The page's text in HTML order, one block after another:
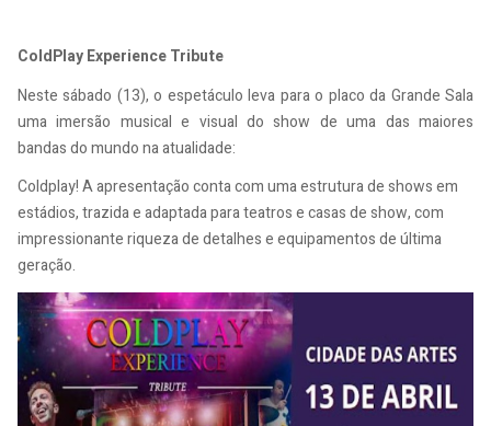
ColdPlay Experience Tribute
Neste sábado (13), o espetáculo leva para o placo da Grande Sala
uma imersão musical e visual do show de uma das maiores
bandas do mundo na atualidade:
Coldplay! A apresentação conta com uma estrutura de shows em
estádios, trazida e adaptada para teatros e casas de show, com
impressionante riqueza de detalhes e equipamentos de última
geração.